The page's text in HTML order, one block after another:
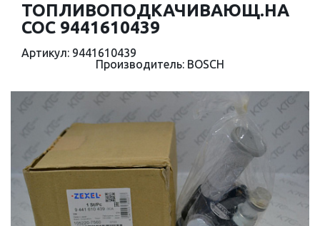
ТОПЛИВОПОДКАЧИВАЮЩ.НА
СОС 9441610439
Артикул: 9441610439
Производитель: BOSCH